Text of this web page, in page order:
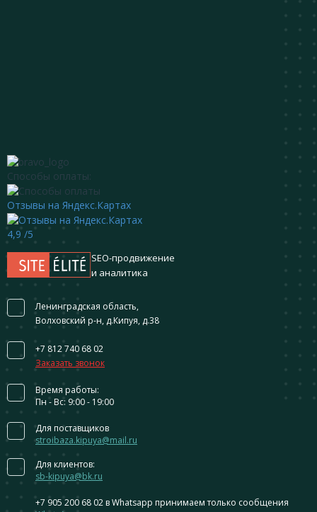
Способы оплаты:
Отзывы на Яндекс.Картах
4,9 /5
SEO-продвижение
и аналитика
Ленинградская область,
Волховский р-н, д.Кипуя, д.38
+7 812 740 68 02
Заказать звонок
Время работы:
Пн - Вс: 9:00 - 19:00
Для поставщиков
stroibaza.kipuya@mail.ru
Для клиентов:
sb-kipuya@bk.ru
+7 905 200 68 02 в Whatsapp принимаем только сообщения